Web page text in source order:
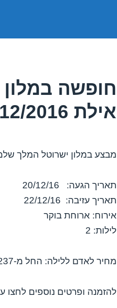
חופשה
אילת 20/12/2016
מבצע במלון ישרוטל המלך
תאריך הגעה: 20/12/16
תאריך עזיבה: 22/12/16
אירוח: ארוחת בוקר
לילות: 2
מחיר לאדם ללילה: החל מ-₪237
להזמנה ופרטים נוספים לחצו